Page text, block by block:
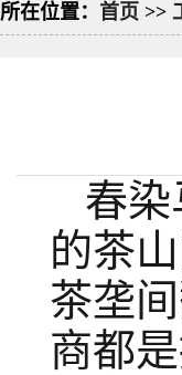
所在位置： 首页 >>
春
的茶
茶垄
商都